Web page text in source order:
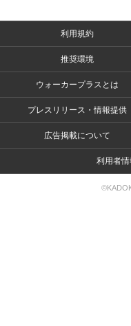
利用規約
推奨環境
ウォーカープラスとは
プレスリリース・情報提供
広告掲載について
利用者